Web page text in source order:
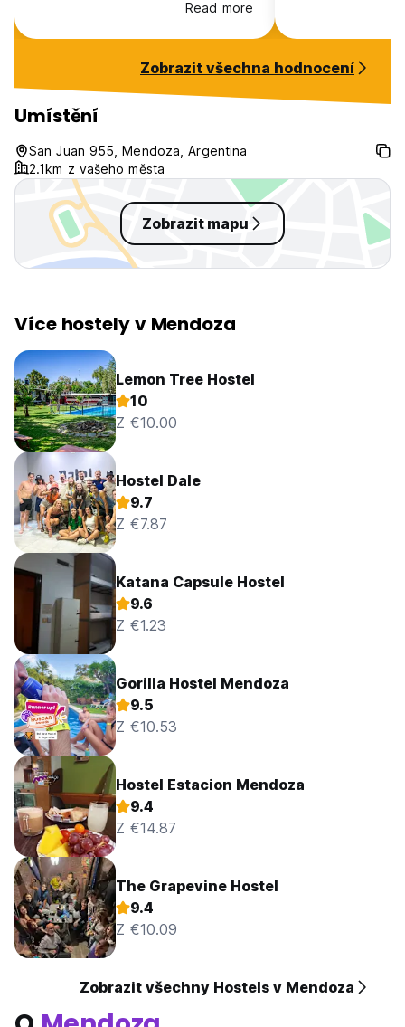
the hostel is quite close to the
city centre. Breakfast was alright.
Read more
Zobrazit všechna hodnocení
Umístění
San Juan 955, Mendoza, Argentina
2.1km z vašeho města
Zobrazit mapu
Více hostely v Mendoza
Lemon Tree Hostel
10
Z €10.00
Hostel Dale
9.7
Z €7.87
Katana Capsule Hostel
9.6
Z €1.23
Gorilla Hostel Mendoza
9.5
Z €10.53
Hostel Estacion Mendoza
9.4
Z €14.87
The Grapevine Hostel
9.4
Z €10.09
Zobrazit všechny Hostels v Mendoza